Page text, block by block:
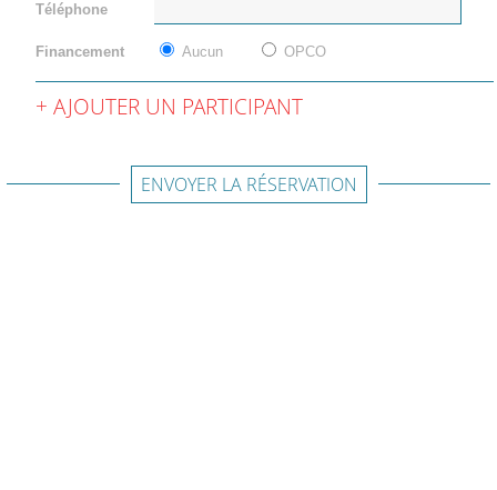
Téléphone
Financement Aucun OPCO
AJOUTER UN PARTICIPANT
ENVOYER LA RÉSERVATION